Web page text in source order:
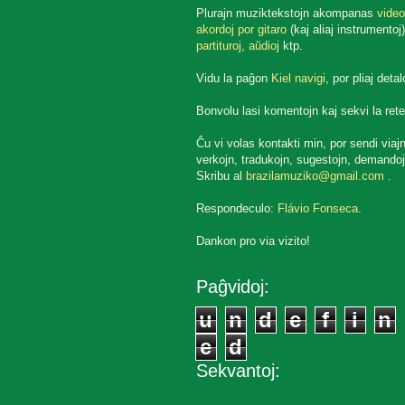
Plurajn muziktekstojn akompanas
akordoj por gitaro(kaj aliaj
partituroj, aŭdioj ktp.
Vidu la paĝon Kiel navigi, por pliaj
Bonvolu lasi komentojn kaj sekvi la
Ĉu vi volas kontakti min, por sendi viajn
verkojn, tradukojn, sugestojn,
Skribu al brazilamuziko@gmail.com .
Respondeculo: Flávio Fonseca.
Dankon pro via vizito!
Paĝvidoj:
u n d e f i
n
e
d
Sekvantoj: